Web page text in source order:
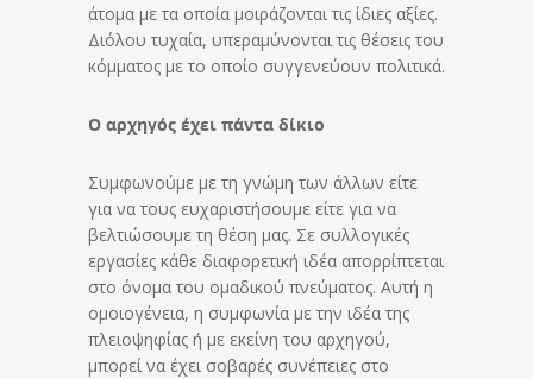
άτομα με τα οποία μοιράζονται τις ίδιες αξίες.
Διόλου τυχαία, υπεραμύνονται τις θέσεις του
κόμματος με το οποίο συγγενεύουν πολιτικά.
Ο αρχηγός έχει πάντα δίκιο
Συμφωνούμε με τη γνώμη των άλλων είτε
για να τους ευχαριστήσουμε είτε για να
βελτιώσουμε τη θέση μας. Σε συλλογικές
εργασίες κάθε διαφορετική ιδέα απορρίπτεται
στο όνομα του ομαδικού πνεύματος. Αυτή η
ομοιογένεια, η συμφωνία με την ιδέα της
πλειοψηφίας ή με εκείνη του αρχηγού,
μπορεί να έχει σοβαρές συνέπειες στο